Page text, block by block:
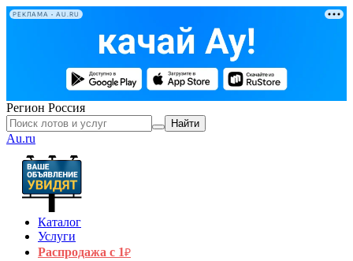
РЕКЛАМА • AU.RU
Регион Россия
Найти
Au.ru
Каталог
Услуги
Распродажа с 1₽